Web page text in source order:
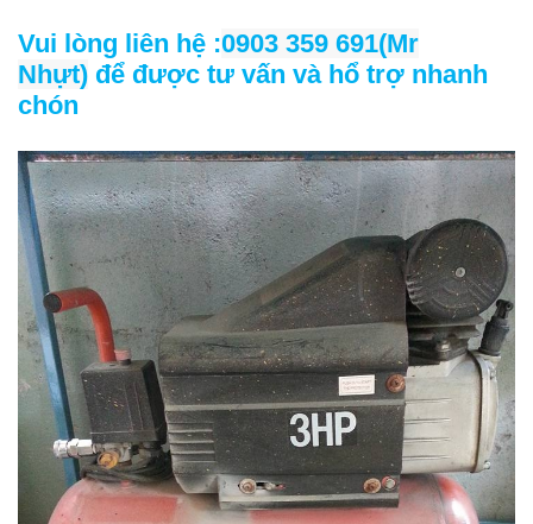
Vui lòng liên hệ :0903 359 691(Mr
Nhựt) để được tư vấn và hổ trợ nhanh
chón